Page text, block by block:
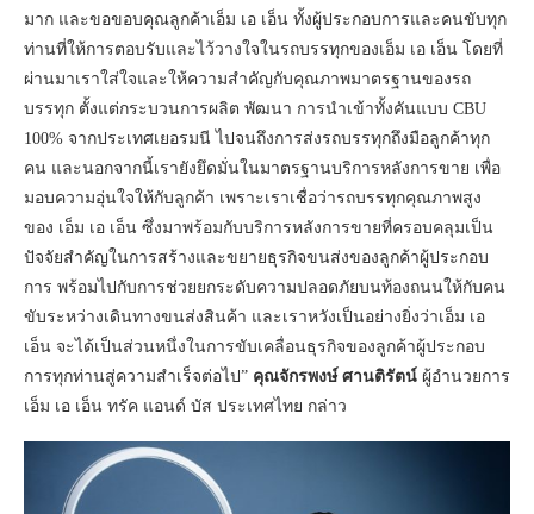
มาก และขอขอบคุณลูกค้าเอ็ม เอ เอ็น ทั้งผู้ประกอบการและคนขับทุก
ท่านที่ให้การตอบรับและไว้วางใจในรถบรรทุกของเอ็ม เอ เอ็น โดยที่
ผ่านมาเราใส่ใจและให้ความสำคัญกับคุณภาพมาตรฐานของรถ
บรรทุก ตั้งแต่กระบวนการผลิต พัฒนา การนำเข้าทั้งคันแบบ CBU
100% จากประเทศเยอรมนี ไปจนถึงการส่งรถบรรทุกถึงมือลูกค้าทุก
คน และนอกจากนี้เรายังยึดมั่นในมาตรฐานบริการหลังการขาย เพื่อ
มอบความอุ่นใจให้กับลูกค้า เพราะเราเชื่อว่ารถบรรทุกคุณภาพสูง
ของ เอ็ม เอ เอ็น ซึ่งมาพร้อมกับบริการหลังการขายที่ครอบคลุมเป็น
ปัจจัยสำคัญในการสร้างและขยายธุรกิจขนส่งของลูกค้าผู้ประกอบ
การ พร้อมไปกับการช่วยยกระดับความปลอดภัยบนท้องถนนให้กับคน
ขับระหว่างเดินทางขนส่งสินค้า และเราหวังเป็นอย่างยิ่งว่าเอ็ม เอ
เอ็น จะได้เป็นส่วนหนึ่งในการขับเคลื่อนธุรกิจของลูกค้าผู้ประกอบ
การทุกท่านสู่ความสำเร็จต่อไป” คุณจักรพงษ์ ศานติรัตน์ ผู้อำนวยการ
เอ็ม เอ เอ็น ทรัค แอนด์ บัส ประเทศไทย กล่าว